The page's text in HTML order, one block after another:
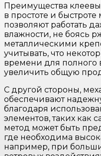
Преимущества
в простоте и
позволяют работать
влажности, не боясь
металлическими
учитывать, что
времени для полного
увеличить общую
С другой стороны,
обеспечивают
благодаря
элементов, таких как
метод может быть
где необходима
например, при